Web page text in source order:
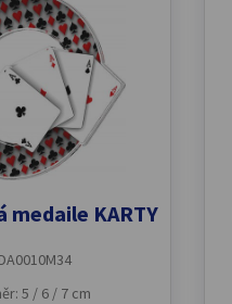
KARTY
5 / 6 / 7 cm